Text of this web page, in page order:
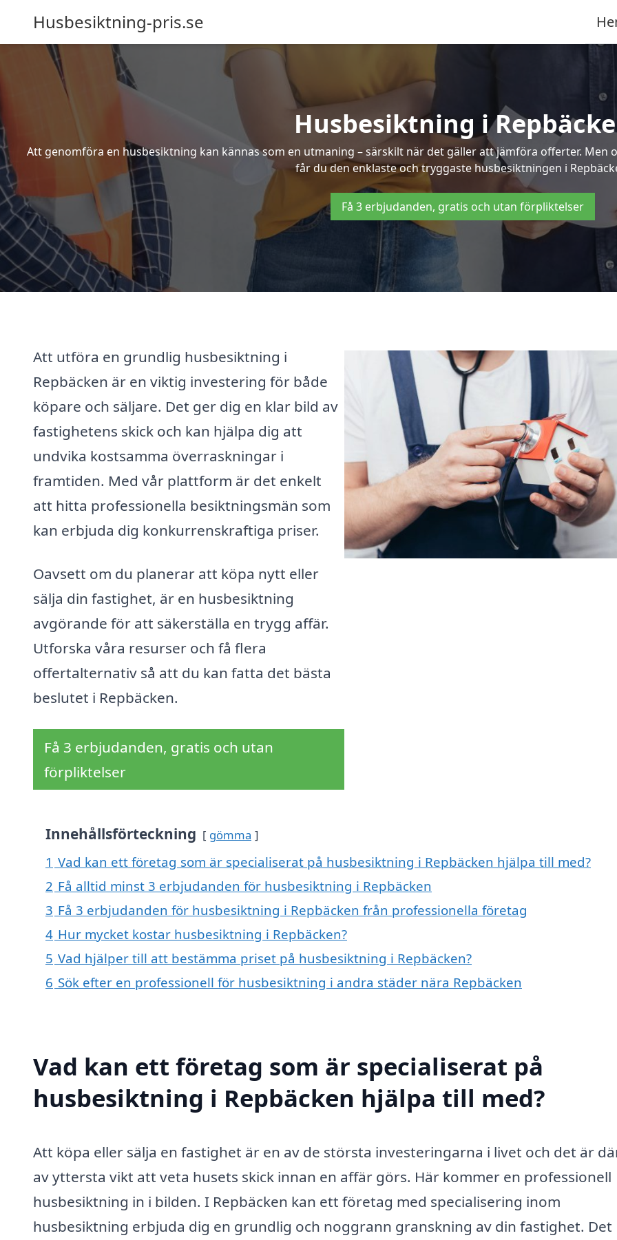
Husbesiktning-pris.se
Husbesiktning i
Att genomföra en husbesiktning kan kännas som en utmaning – särskilt när det gäller att jämföra offerter.
får du den enklaste och tryggaste husbesiktningen i
Få 3 erbjudanden, gratis och utan förpliktelser
Att utföra en grundlig husbesiktning i
Repbäcken är en viktig investering för både
köpare och säljare. Det ger dig en klar bild av
fastighetens skick och kan hjälpa dig att
undvika kostsamma överraskningar i
framtiden. Med vår plattform är det enkelt
att hitta professionella besiktningsmän som
kan erbjuda dig konkurrenskraftiga priser.
Oavsett om du planerar att köpa nytt eller
sälja din fastighet, är en husbesiktning
avgörande för att säkerställa en trygg affär.
Utforska våra resurser och få flera
offertalternativ så att du kan fatta det bästa
beslutet i Repbäcken.
Få 3 erbjudanden, gratis och utan
förpliktelser
Innehållsförteckning gömma
1 Vad kan ett företag som är specialiserat på husbesiktning i Repbäcken hjälpa till med?
2 Få alltid minst 3 erbjudanden för husbesiktning i Repbäcken
3 Få 3 erbjudanden för husbesiktning i Repbäcken från professionella företag
4 Hur mycket kostar husbesiktning i Repbäcken?
5 Vad hjälper till att bestämma priset på husbesiktning i Repbäcken?
6 Sök efter en professionell för husbesiktning i andra städer nära Repbäcken
Vad kan ett företag som är specialiserat på
husbesiktning i Repbäcken hjälpa till med?
Att köpa eller sälja en fastighet är en av de största investeringarna i livet och det är
av yttersta vikt att veta husets skick innan en affär görs. Här kommer en professionell
husbesiktning in i bilden. I Repbäcken kan ett företag med specialisering inom
husbesiktning erbjuda dig en grundlig och noggrann granskning av din fastighet. Det